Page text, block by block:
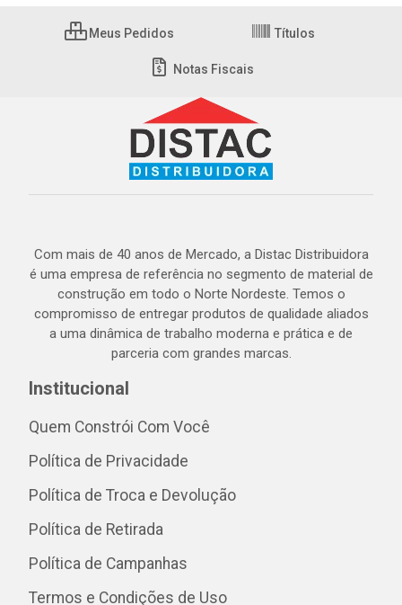
Meus Pedidos Títulos
Notas Fiscais
Com mais de 40 anos de Mercado, a Distac Distribuidora
é uma empresa de referência no segmento de material de
construção em todo o Norte Nordeste. Temos o
compromisso de entregar produtos de qualidade aliados
a uma dinâmica de trabalho moderna e prática e de
parceria com grandes marcas.
Institucional
Quem Constrói Com Você
Política de Privacidade
Política de Troca e Devolução
Política de Retirada
Política de Campanhas
Termos e Condições de Uso